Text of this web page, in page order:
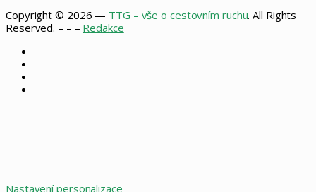
Copyright © 2026 — TTG – vše o cestovním ruchu. All Rights
Reserved. – – – Redakce
Nastavení personalizace